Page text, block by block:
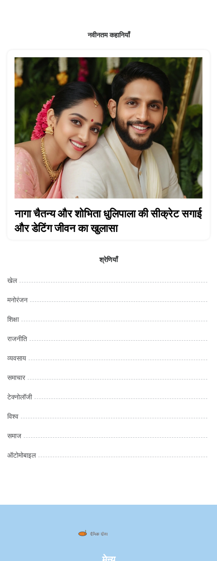
नवीनतम कहानियाँ
नागा चैतन्य और शोभिता धुलिपाला की सीक्रेट सगाई
और डेटिंग जीवन का खुलासा
श्रेणियाँ
खेल
मनोरंजन
शिक्षा
राजनीति
व्यवसाय
समाचार
टेक्नोलॉजी
विश्व
समाज
ऑटोमोबाइल